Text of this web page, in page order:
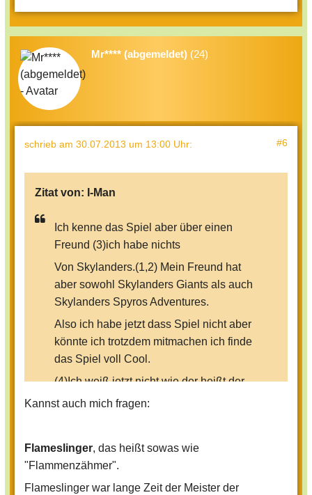
wie das ?????????
Mr**** (abgemeldet) (24)
schrieb am 30.07.2013 um 13:00 Uhr: #6
Zitat von: I-Man
Ich kenne das Spiel aber über einen
Freund (3)ich habe nichts
Von Skylanders.(1,2) Mein Freund hat
aber sowohl Skylanders Giants als auch
Skylanders Spyros Adventures.
Also ich habe jetzt dass Spiel nicht aber
könnte ich trotzdem mitmachen ich finde
das Spiel voll Cool.
(4)Ich weiß jetzt nicht wie der heißt der
der Feuerpfeile schießt und ne
meinen Freund fragen wie der heißt (-;.
Kannst auch mich fragen:
Flameslinger, das heißt sowas wie
"Flammenzähmer".
Flameslinger war lange Zeit der Meister der